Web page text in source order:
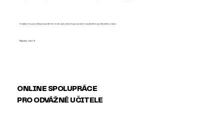
V našem kurzu Vás provedeme krok za krokem procesem osobního i profesního růstu.
Napište nám →
ONLINE SPOLUPRÁCE
PRO ODVÁŽNÉ UČITELE